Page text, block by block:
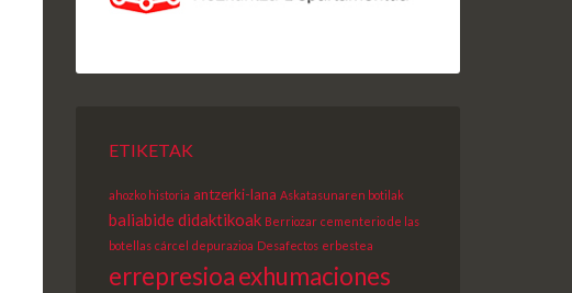
ETIKETAK
ahozko historia antzerki-lana Askatasunaren botilak
baliabide didaktikoak Berriozar cementerio de las
botellas cárcel depurazioa Desafectos erbestea
errepresioaexhumaciones